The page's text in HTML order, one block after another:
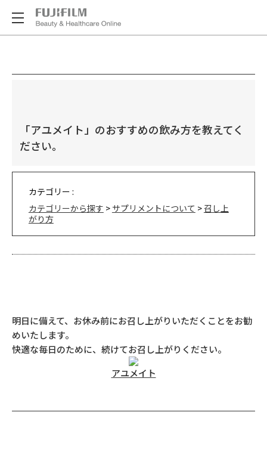
「アユメイト」のおすすめの飲み方を教えてく
ださい。
カテゴリー :
カテゴリーから探す > サプリメントについて >召し上
がり方
明日に備えて、お休み前にお召し上がりいただくことをお勧
めいたします。
快適な毎日のために、続けてお召し上がりください。
アユメイト